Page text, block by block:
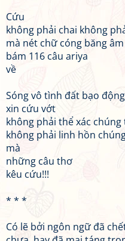
Cứu
không phải chai không
mà nét chữ cóng băng
bám 116 câu ariya
về
Sóng vô tình đất bạo động
xin cứu vớt
không phải thể xác chúng
không phải linh hồn
mà
những câu thơ
kêu cứu!!!
* * *
Có lẽ bởi ngôn ngữ đã